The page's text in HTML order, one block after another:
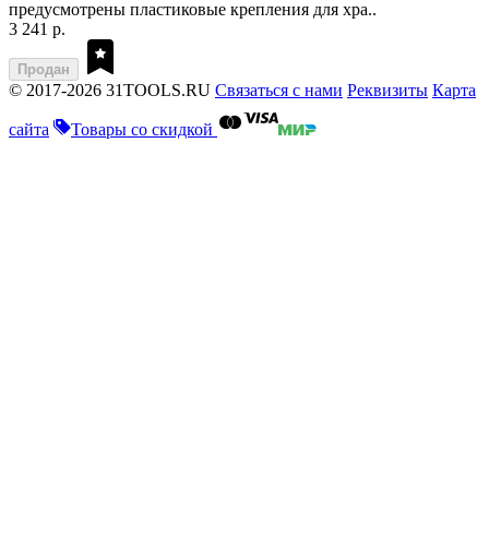
предусмотрены пластиковые крепления для хра..
3 241 р.
Продан
© 2017-2026 31TOOLS.RU Связаться с нами Реквизиты Карта
сайта Товары со скидкой